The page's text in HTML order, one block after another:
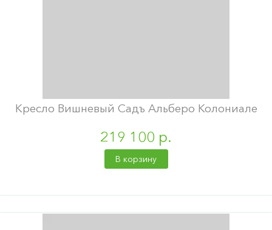
Кресло Вишневый Садъ Альберо Колониале
219 100 р.
В корзину